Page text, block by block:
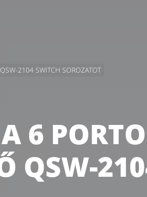
2104 SWITCH SOROZATOT
6
QSW-